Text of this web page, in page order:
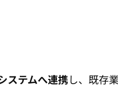
ステムへ連携し、既存